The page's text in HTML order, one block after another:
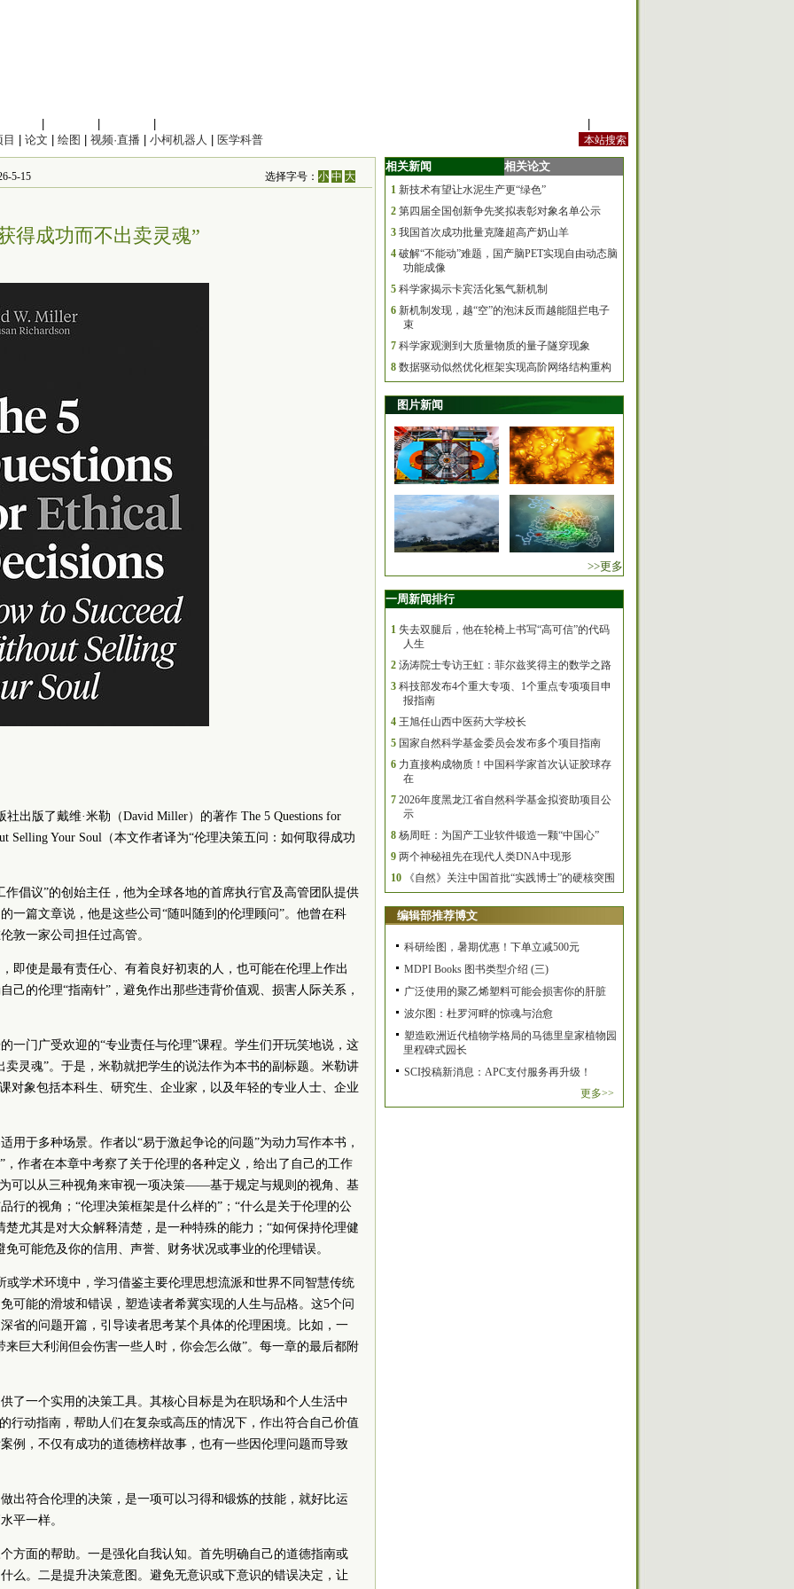
目
论文 绘图 视频·直播 小柯机器人 医学科普
5-15 选择字号：小 中 大
得成功而不出卖灵魂”
出版了戴维·米勒（David Miller）的著作 The 5 Questions for
Selling Your Soul（本文作者译为“伦理决策五问：如何取得成功
作倡议”的创始主任，他为全球各地的首席执行官及高管团队提供
一篇文章说，他是这些公司“随叫随到的伦理顾问”。他曾在科
敦一家公司担任过高管。
即使是最有责任心、有着良好初衷的人，也可能在伦理上作出
己的伦理“指南针”，避免作出那些违背价值观、损害人际关系，
一门广受欢迎的“专业责任与伦理”课程。学生们开玩笑地说，这
灵魂”。于是，米勒就把学生的说法作为本书的副标题。米勒讲
对象包括本科生、研究生、企业家，以及年轻的专业人士、企业
用于多种场景。作者以“易于激起争论的问题”为动力写作本书，
，作者在本章中考察了关于伦理的各种定义，给出了自己的工作
可以从三种视角来审视一项决策——基于规定与规则的视角、基
行的视角；“伦理决策框架是什么样的”；“什么是关于伦理的公
尤其是对大众解释清楚，是一种特殊的能力；“如何保持伦理健
可能危及你的信用、声誉、财务状况或事业的伦理错误。
或学术环境中，学习借鉴主要伦理思想流派和世界不同智慧传统
可能的滑坡和错误，塑造读者希冀实现的人生与品格。这5个问
省的问题开篇，引导读者思考某个具体的伦理困境。比如，一
巨大利润但会伤害一些人时，你会怎么做”。每一章的最后都附
了一个实用的决策工具。其核心目标是为在职场和个人生活中
行动指南，帮助人们在复杂或高压的情况下，作出符合自己价值
例，不仅有成功的道德榜样故事，也有一些因伦理问题而导致
出符合伦理的决策，是一项可以习得和锻炼的技能，就好比运
平一样。
方面的帮助。一是强化自我认知。首先明确自己的道德指南或
么。二是提升决策意图。避免无意识或下意识的错误决定，让
相关新闻 相关论文
1 新技术有望让水泥生产更“绿色”
2 第四届全国创新争先奖拟表彰对象名单公示
3 我国首次成功批量克隆超高产奶山羊
4 破解“不能动”难题，国产脑PET实现自由动态脑
功能成像
5 科学家揭示卡宾活化氢气新机制
6 新机制发现，越“空”的泡沫反而越能阻拦电子
束
7 科学家观测到大质量物质的量子隧穿现象
8 数据驱动似然优化框架实现高阶网络结构重构
图片新闻
>>更多
一周新闻排行
1 失去双腿后，他在轮椅上书写“高可信”的代码
人生
2 汤涛院士专访王虹：菲尔兹奖得主的数学之路
3 科技部发布4个重大专项、1个重点专项项目申
报指南
4 王旭任山西中医药大学校长
5 国家自然科学基金委员会发布多个项目指南
6 力直接构成物质！中国科学家首次认证胶球存
在
7 2026年度黑龙江省自然科学基金拟资助项目公
示
8 杨周旺：为国产工业软件锻造一颗“中国心”
9 两个神秘祖先在现代人类DNA中现形
10
《自然》关注中国首批“实践博士”的硬核突围
编辑部推荐博文
科研绘图，暑期优惠！下单立减500元
MDPI Books 图书类型介绍 (三)
广泛使用的聚乙烯塑料可能会损害你的肝脏
波尔图：杜罗河畔的惊魂与治愈
塑造欧洲近代植物学格局的马德里皇家植物园
里程碑式园长
SCI投稿新消息：APC支付服务再升级！
更多>>